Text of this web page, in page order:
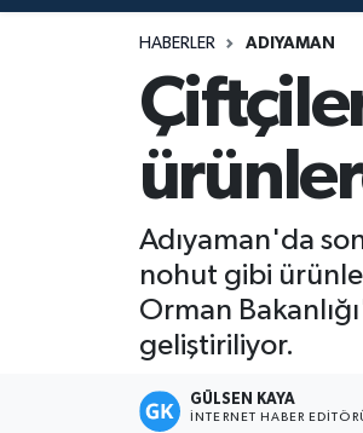
HABERLER ADIYAMAN
Adıyaman'da
nohut gibi
Orman
geliştiriliyor.
GÜLSEN KAYA
İNTERNET HABER
Magazin
Mersin Tarihi
Özel Haber
Politika
Resmi İlan